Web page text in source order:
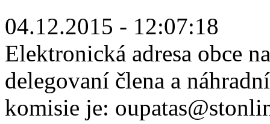
04.12.2015 - 12:07:18
Elektronická adresa obce
delegovaní člena a
komisie je: